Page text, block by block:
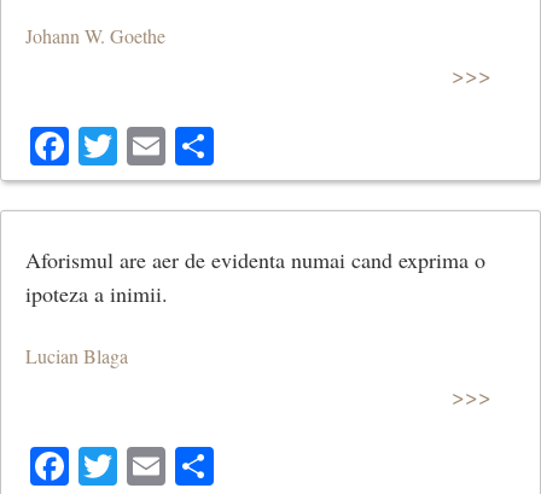
Johann W. Goethe
>>>
Facebook
Twitter
Email
Aforismul are aer de evidenta numai cand exprima o
ipoteza a inimii.
Lucian Blaga
>>>
Facebook
Twitter
Email